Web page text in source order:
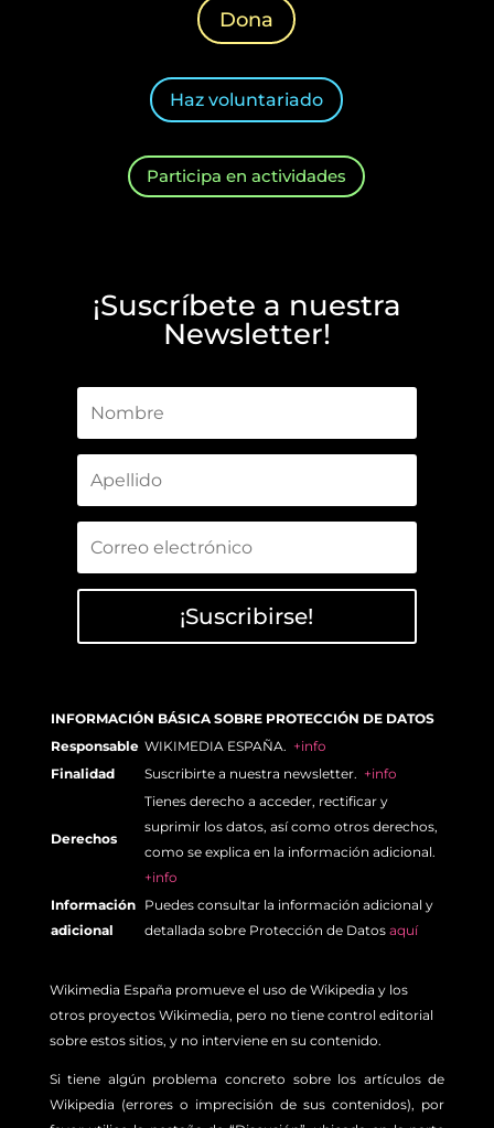
Dona
Haz voluntariado
Participa en actividades
¡Suscríbete a nuestra
Newsletter!
¡Suscribirse!
INFORMACIÓN BÁSICA SOBRE PROTECCIÓN DE DATOS
Responsable WIKIMEDIA ESPAÑA. +info
Finalidad
Suscribirte a nuestra newsletter. +info
Derechos
Tienes derecho a acceder, rectificar y
suprimir los datos, así como otros derechos,
como se explica en la información adicional.
+info
Información
adicional
Puedes consultar la información adicional y
detallada sobre Protección de Datos aquí
Wikimedia España promueve el uso de Wikipedia y los
otros proyectos Wikimedia, pero no tiene control editorial
sobre estos sitios, y no interviene en su contenido.
Si tiene algún problema concreto sobre los artículos de
Wikipedia (errores o imprecisión de sus contenidos), por